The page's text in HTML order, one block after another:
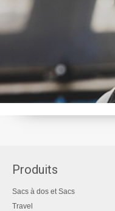
Produits
Sacs à dos et Sacs
Travel